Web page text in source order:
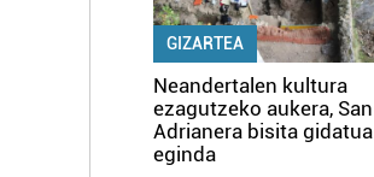
GIZARTEA
Neandertalen kultura
ezagutzeko aukera, San
Adrianera bisita gidatua
eginda